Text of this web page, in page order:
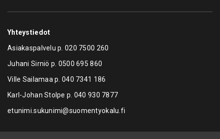
Yhteystiedot
Asiakaspalvelu p.020 7500 260
Juhani Sirniö p. 0500 695 860
Ville Sailamaa p.040 7341 186
Karl-Johan Stolpe p. 040 930 7877
etunimi.sukunimi@suomentyokalu.fi